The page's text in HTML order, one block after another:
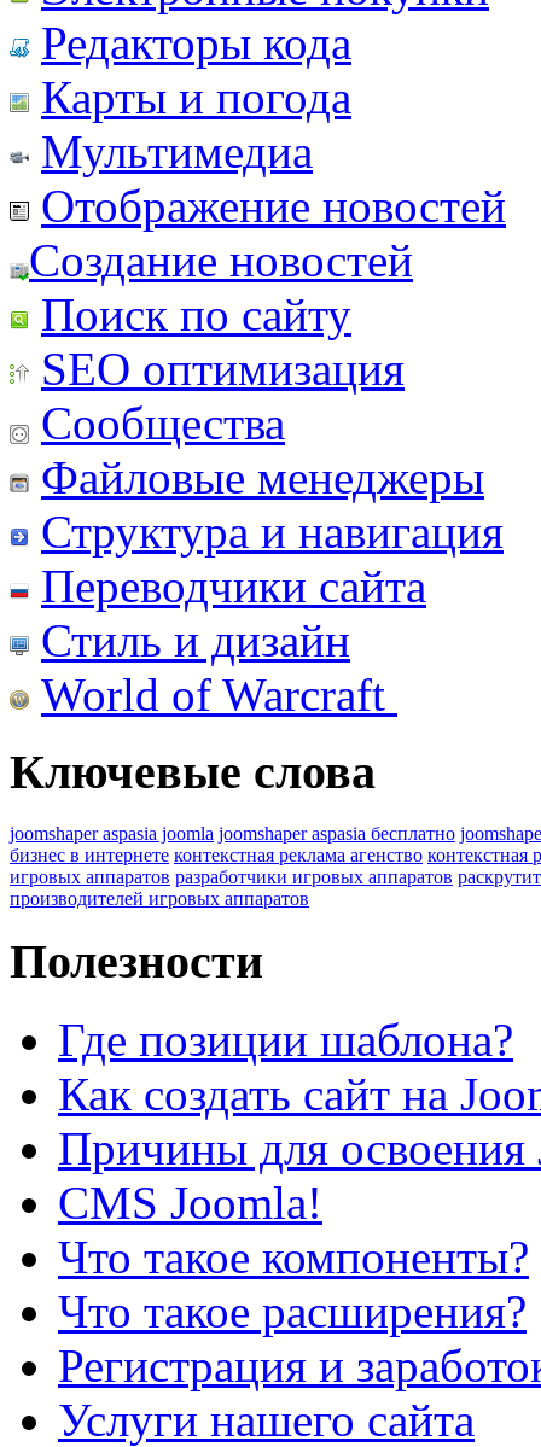
Редакторы кода
Карты и погода
Мультимедиа
Отображение новостей
Создание новостей
Поиск по сайту
SEO оптимизация
Сообщества
Файловые менеджеры
Структура и навигация
Переводчики сайта
Стиль и дизайн
World of Warcraft
Ключевые слова
joomshaper aspasia joomla joomshaper aspasia бесплатно
бизнес в интернете контекстная реклама агенство контекстная
игровых аппаратов разработчики игровых аппаратов
производителей игровых аппаратов
Полезности
Где позиции шаблона?
Как создать сайт на
Причины для освоения
CMS Joomla!
Что такое компоненты?
Что такое расширения?
Регистрация и
Услуги нашего сайта